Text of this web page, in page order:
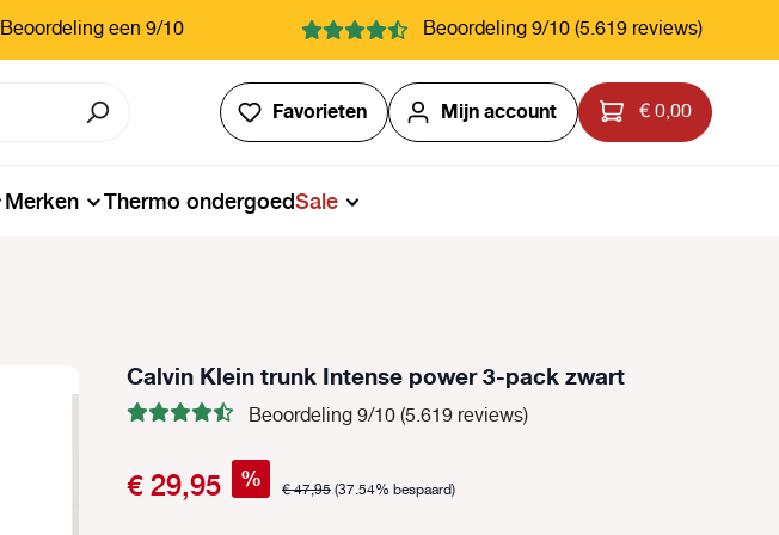
Beoordeling een 9/10 Beoordeling 9/10 (5.619 reviews)
Favorieten Je hebt 0 items op je verlanglijstje
Mijn account € 0,00
Merken Thermo ondergoedSale
Calvin Klein trunk Intense power 3-pack zwart
Beoordeling 9/10 (5.619 reviews)
€ 29,95 % € 47,95(37.54% bespaard)